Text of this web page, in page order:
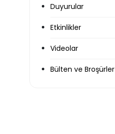
Duyurular
Etkinlikler
Videolar
Bülten ve Broşürler